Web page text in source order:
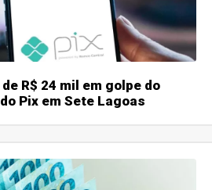
R$ 24 mil em golpe do
Pix em Sete Lagoas